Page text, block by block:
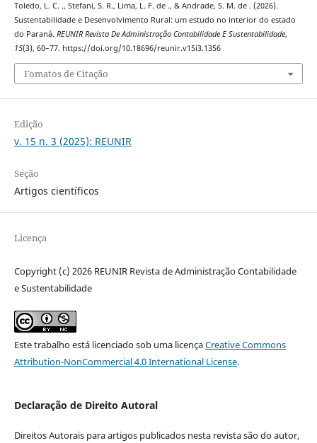
Toledo, L. C. ., Stefani, S. R., Lima, L. F. de ., & Andrade, S. M. de . (2026).
Sustentabilidade e Desenvolvimento Rural: um estudo no interior do estado
do Paraná. REUNIR Revista De Administração Contabilidade E Sustentabilidade,
15(3), 60–77. https://doi.org/10.18696/reunir.v15i3.1356
Fomatos de Citação
Edição
v. 15 n. 3 (2025): REUNIR
Seção
Artigos científicos
Licença
Copyright (c) 2026 REUNIR Revista de Administração Contabilidade
e Sustentabilidade
Este trabalho está licenciado sob uma licençaCreative Commons
Attribution-NonCommercial 4.0 International License.
Declaração de Direito Autoral
Direitos Autorais para artigos publicados nesta revista são do autor,